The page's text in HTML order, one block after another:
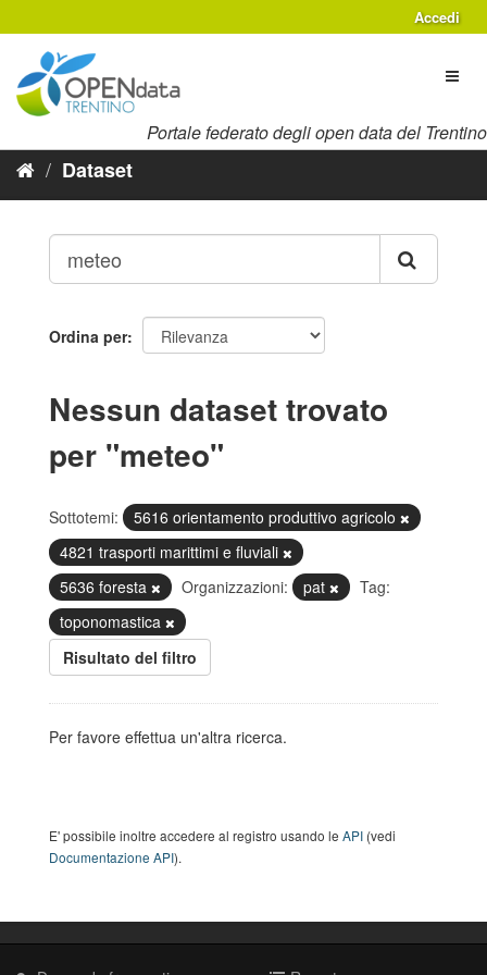
al
contenuto
Accedi
Portale federato degli open data del Trentino
Dataset
Ordina per
Nessun dataset trovato
per "meteo"
Sottotemi:
5616 orientamento produttivo agricolo
4821 trasporti marittimi e fluviali
5636 foresta
Organizzazioni: pat
Tag:
toponomastica
Risultato del filtro
Per favore effettua un'altra ricerca.
E' possibile inoltre accedere al registro usando le API (vedi
Documentazione API).